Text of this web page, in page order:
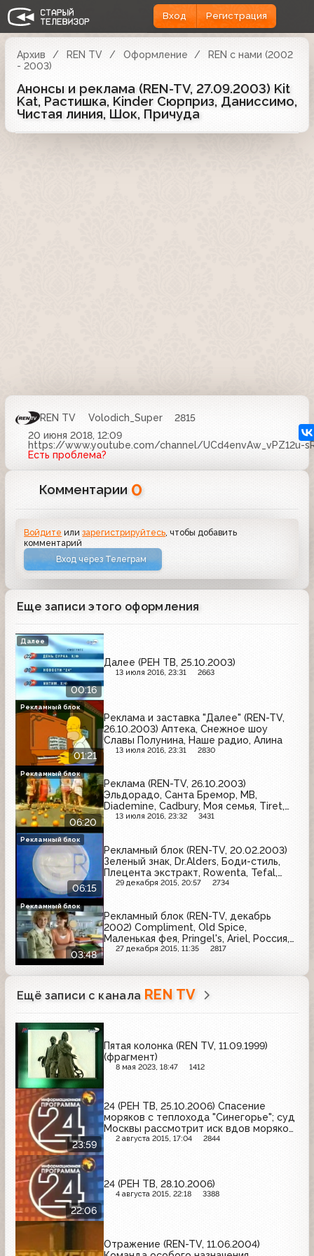
Вход Регистрация
Архив REN TV Оформление
REN с нами (2002
- 2003)
Анонсы и реклама (REN-TV, 27.09.2003) Kit
Kat, Растишка, Kinder Сюрприз, Даниссимо,
Чистая линия, Шок, Причуда
REN TV Volodich_Super
2815
20 июня 2018, 12:09
https://www.youtube.com/channel/UCd4envAw_vPZ12u-
Есть проблема?
Комментарии 0
Войдите илизарегистрируйтесь , чтобы добавить
комментарий
Вход через Телеграм
Еще записи этого оформления
00:16
Далее (РЕН ТВ, 25.10.2003)
13 июля 2016, 23:31 2663
Далее
01:21
Реклама и заставка "Далее" (REN-TV,
26.10.2003) Аптека, Снежное шоу
Славы Полунина, Наше радио, Алина
13 июля 2016, 23:31 2830
Рекламный блок
06:20
Реклама (REN-TV, 26.10.2003)
Эльдорадо, Санта Бремор, MB,
Diademine, Cadbury, Моя семья, Tiret,
Супер Джинс, Salton, Blendax, Coca-
13 июля 2016, 23:32 3431
Рекламный блок
06:15
Рекламный блок (REN-TV, 20.02.2003)
Зеленый знак, Dr.Alders, Боди-стиль,
Плецента экстракт, Rowenta, Tefal,
Nivea, Garnier, Dirol, МТС, Фругрут,
29 декабря 2015, 20:57 2734
Рекламный блок
03:48
Рекламный блок (REN-TV, декабрь
2002) Compliment, Old Spice,
Маленькая фея, Pringel's, Ariel, Россия,
Camay, Hugo, MaxFactor, Blend-a-med
27 декабря 2015, 11:35 2817
Рекламный блок
Ещё записи с канала REN TV
Пятая колонка (REN TV, 11.09.1999)
(фрагмент)
8 мая 2023, 18:47 1412
23:59
24 (РЕН ТВ, 25.10.2006) Спасение
моряков с теплохода "Синегорье"; суд
Москвы рассмотрит иск вдов моряков
с К-159; прямая линия с Владимиром
2 августа 2015, 17:04 2844
22:06
24 (РЕН ТВ, 28.10.2006)
4 августа 2015, 22:18 3388
Отражение (REN-TV, 11.06.2004)